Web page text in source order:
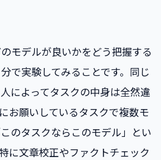
モデルが良いかをどう把握する
で実験してみることです。同じ
によってタスクの中身は全然違
お願いしているタスクで複数モ
のタスクならこのモデル」とい
に文章校正やファクトチェック